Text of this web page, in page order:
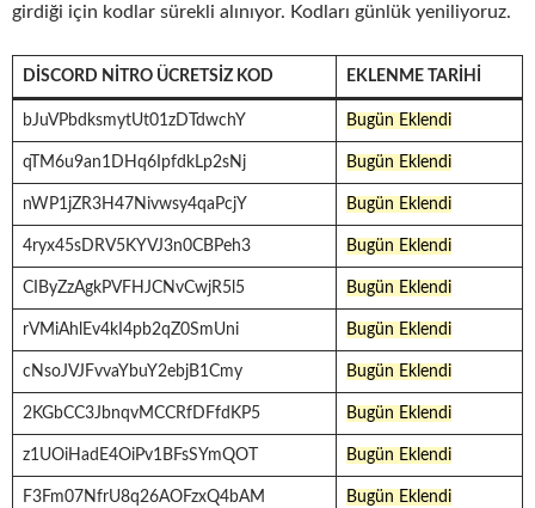
girdiği için kodlar sürekli alınıyor. Kodları günlük yeniliyoruz.
DISCORD NITRO ÜCRETSIZ KOD EKLENME TARIHI
bJuVPbdksmytUt01zDTdwchY Bugün Eklendi
qTM6u9an1DHq6IpfdkLp2sNj Bugün Eklendi
nWP1jZR3H47Nivwsy4qaPcjY Bugün Eklendi
4ryx45sDRV5KYVJ3n0CBPeh3 Bugün Eklendi
CIByZzAgkPVFHJCNvCwjR5l5 Bugün Eklendi
rVMiAhlEv4kI4pb2qZ0SmUni Bugün Eklendi
cNsoJVJFvvaYbuY2ebjB1Cmy Bugün Eklendi
2KGbCC3JbnqvMCCRfDFfdKP5 Bugün Eklendi
z1UOiHadE4OiPv1BFsSYmQOT Bugün Eklendi
F3Fm07NfrU8q26AOFzxQ4bAM Bugün Eklendi